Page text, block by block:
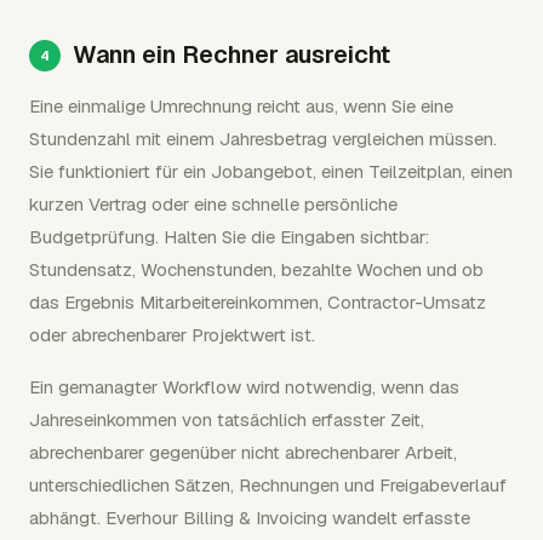
Wann ein Rechner ausreicht
Eine einmalige Umrechnung reicht aus, wenn Sie eine
Stundenzahl mit einem Jahresbetrag vergleichen müssen.
Sie funktioniert für ein Jobangebot, einen Teilzeitplan, einen
kurzen Vertrag oder eine schnelle persönliche
Budgetprüfung. Halten Sie die Eingaben sichtbar:
Stundensatz, Wochenstunden, bezahlte Wochen und ob
das Ergebnis Mitarbeitereinkommen, Contractor-Umsatz
oder abrechenbarer Projektwert ist.
Ein gemanagter Workflow wird notwendig, wenn das
Jahreseinkommen von tatsächlich erfasster Zeit,
abrechenbarer gegenüber nicht abrechenbarer Arbeit,
unterschiedlichen Sätzen, Rechnungen und Freigabeverlauf
abhängt. Everhour Billing & Invoicing wandelt erfasste